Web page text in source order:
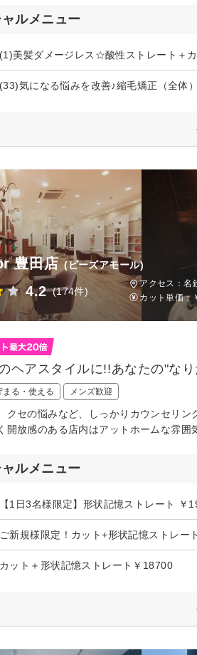
ルメニュー
(1)美髪ダメージレス☆酸性ストレート＋
(33)気になる悩みを改善♪縮毛矯正（全体
豊田店 (ビーズアモール)
4.2 (174件)
アクセス：名
カット単価：
ヘアスタイルに!!あなたの"な
まる・使える メンズ歓迎
クセの悩みなど、しっかりカウンセリ
開放感のある店内はアットホームな雰
ルメニュー
【1日3名様限定】形状記憶ストレート
ご新規様限定！カット+形状記憶ストレー
カット＋形状記憶ストレート￥18700